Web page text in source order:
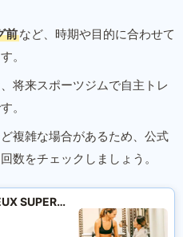
前など、時期や目的に合わせて
。
将来スポーツジムで自主トレ
。
複雑な場合があるため、公式
数をチェックしましょう。
アンドゥスーパーボディ (UNDEUX SUPERBODY)